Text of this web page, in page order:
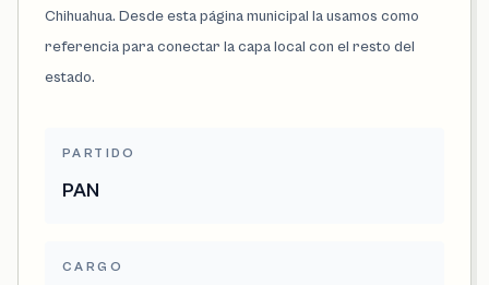
Chihuahua. Desde esta página municipal la usamos como
referencia para conectar la capa local con el resto del
estado.
PARTIDO
PAN
CARGO